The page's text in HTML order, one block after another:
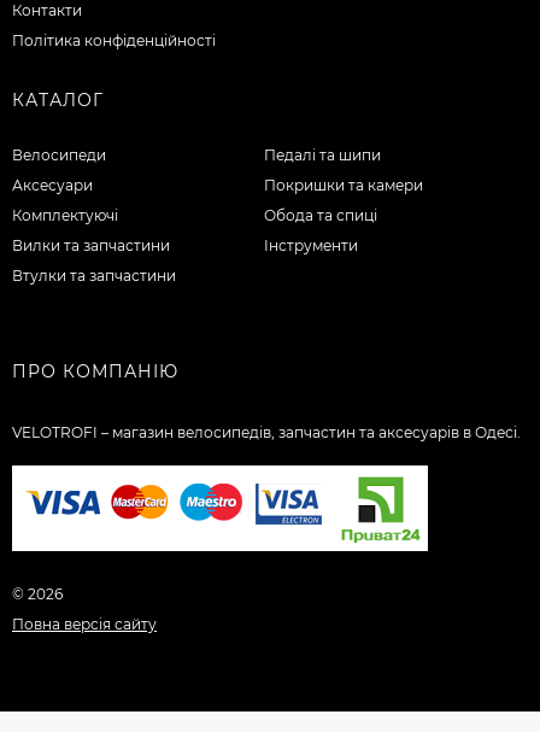
Контакти
Політика конфіденційності
КАТАЛОГ
Велосипеди
Аксесуари
Комплектуючі
Вилки та запчастини
Втулки та запчастини
Педалі та шипи
Покришки та камери
Обода та спиці
Інструменти
ПРО КОМПАНІЮ
VELOTROFI – магазин велосипедів, запчастин та аксесуарів в Одесі.
© 2026
Повна версія сайту